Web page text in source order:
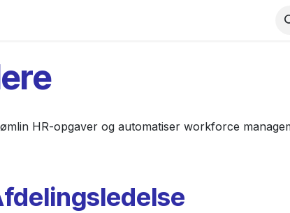
Udforsk
HR-opgaver og automatiser workforce